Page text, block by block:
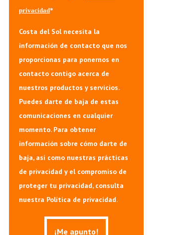
privacidad*
Costa del Sol necesita la
información de contacto que nos
proporcionas para ponernos en
contacto contigo acerca de
nuestros productos y servicios.
Puedes darte de baja de estas
comunicaciones en cualquier
momento. Para obtener
información sobre cómo darte de
baja, así como nuestras prácticas
de privacidad y el compromiso de
proteger tu privacidad, consulta
nuestra Política de privacidad.